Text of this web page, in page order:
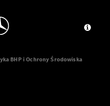
Poland
BHP i Ochrony Środowiska